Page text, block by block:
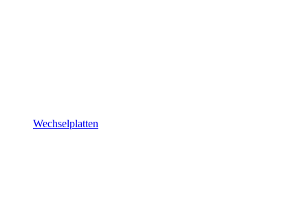
Wechselplatten